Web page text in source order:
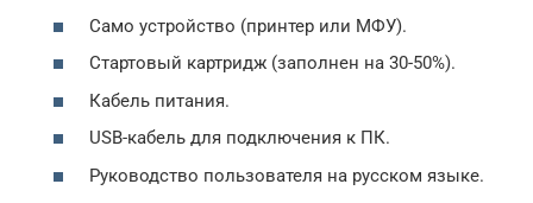
Само устройство (принтер или МФУ).
Стартовый картридж (заполнен на 30-50%).
Кабель питания.
USB-кабель для подключения к ПК.
Руководство пользователя на русском языке.